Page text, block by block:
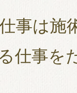
事は施
仕事を